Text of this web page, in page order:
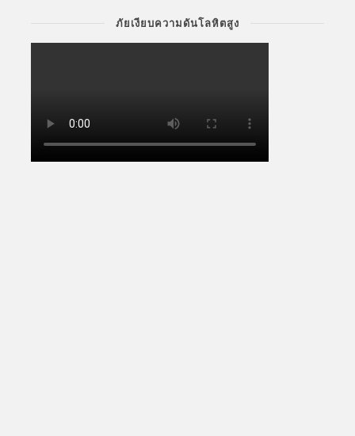
ภัยเงียบความดันโลหิตสูง